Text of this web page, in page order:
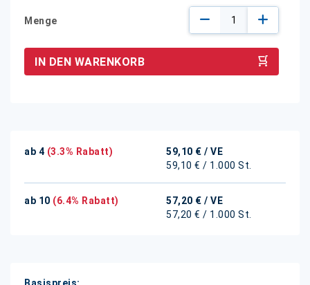
Menge
IN DEN WARENKORB
ab 4 (3.3% Rabatt) 59,10 € / VE
59,10 € / 1.000 St.
ab 10 (6.4% Rabatt) 57,20 € / VE
57,20 € / 1.000 St.